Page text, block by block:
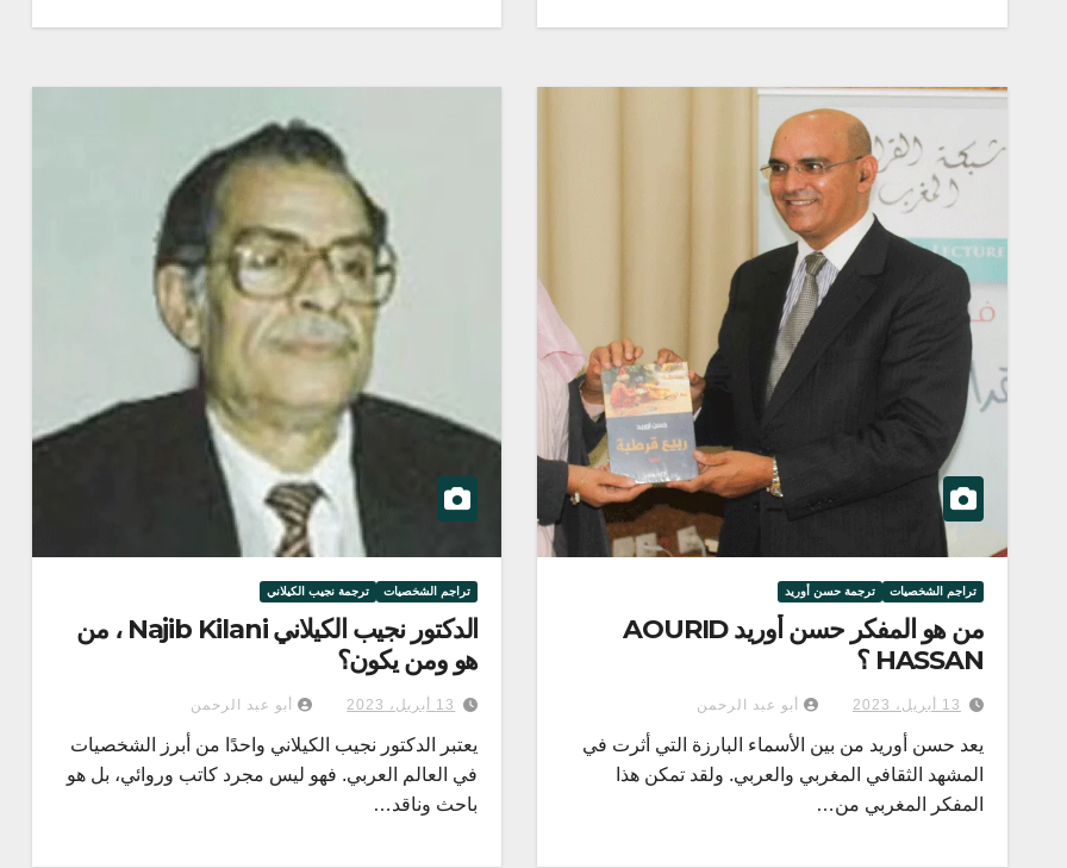
تراجم الشخصيات ترجمة حسن أوريد
من هو المفكر حسن أوريد AOURID
HASSAN ؟
13 أبريل، 2023 أبو عبد الرحمن
يعد حسن أوريد من بين الأسماء البارزة التي أثرت في
المشهد الثقافي المغربي والعربي. ولقد تمكن هذا
المفكر المغربي من…
تراجم الشخصيات ترجمة نجيب الكيلاني
الدكتور نجيب الكيلاني Najib Kilani ، من
هو ومن يكون؟
13 أبريل، 2023 أبو عبد الرحمن
يعتبر الدكتور نجيب الكيلاني واحدًا من أبرز الشخصيات
في العالم العربي. فهو ليس مجرد كاتب وروائي، بل هو
باحث وناقد…